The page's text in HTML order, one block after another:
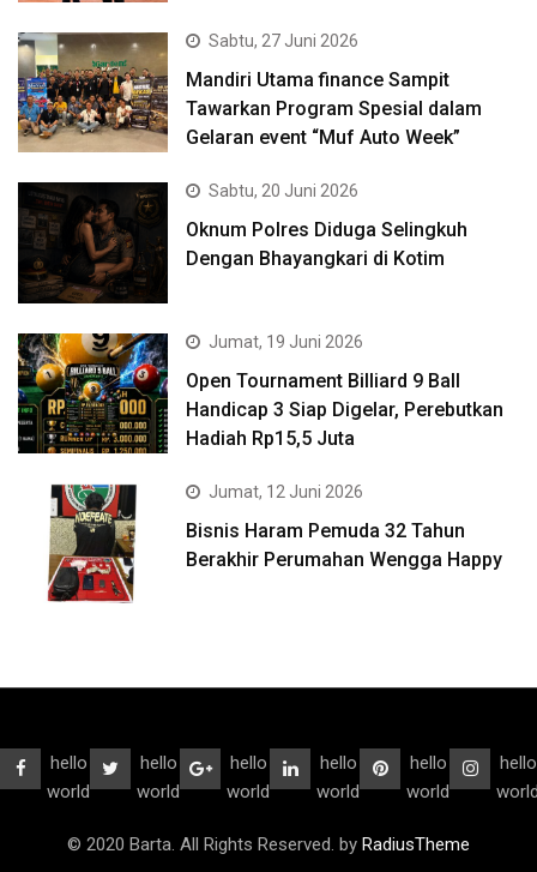
Sabtu, 27 Juni 2026
Mandiri Utama finance Sampit
Tawarkan Program Spesial dalam
Gelaran event “Muf Auto Week”
Sabtu, 20 Juni 2026
Oknum Polres Diduga Selingkuh
Dengan Bhayangkari di Kotim
Jumat, 19 Juni 2026
Open Tournament Billiard 9 Ball
Handicap 3 Siap Digelar, Perebutkan
Hadiah Rp15,5 Juta
Jumat, 12 Juni 2026
Bisnis Haram Pemuda 32 Tahun
Berakhir Perumahan Wengga Happy
hello
world
hello
world
hello
world
hello
world
hello
world
hello
© 2020 Barta. All Rights Reserved. by RadiusTheme